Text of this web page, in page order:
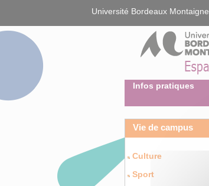
Université Bordeaux Montaigne
Infos pratiques
Vie de campus
Culture
Sport